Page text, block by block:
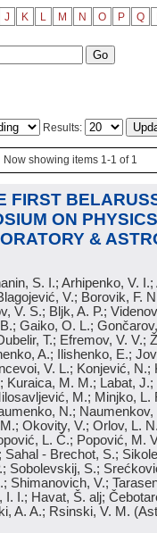
J K L M N O P Q
Results:
Now showing items 1-1 of 1
FIRST
ON
&
S. I.; Arhipenko, V.
V.; Borovik, F.
V. S.; Bljk, A. P.;
Gaiko, O. L.;
T.; Efremov, V. V.;
A.; Ilishenko, E.;
V. L.; Konjević, N.;
Kuraica, M. M.; Labat,
M.; Minjko, L.
N.; Naumenkov,
Okovity, V.; Orlov, L.
L. Č.; Popović, M.
- Brechot, S.;
Sobolevskij, S.;
Shimanovich, V.;
I. I.; Havat, Š. alj;
A. A.; Rsinski, V. M. (